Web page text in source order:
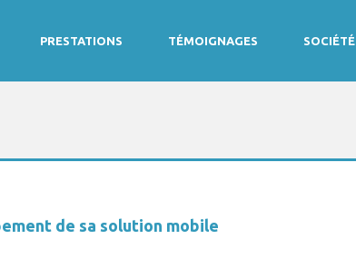
PRESTATIONS TÉMOIGNAGES SOCIÉTÉ
de sa solution mobile